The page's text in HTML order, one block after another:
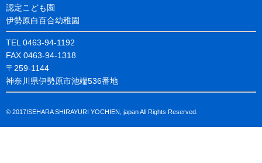
認定こども園
伊勢原白百合幼稚園
TEL 0463-94-1192
FAX 0463-94-1318
〒259-1144
神奈川県伊勢原市池端536番地
© 2017ISEHARA SHIRAYURI YOCHIEN, japan All Rights Reserved.